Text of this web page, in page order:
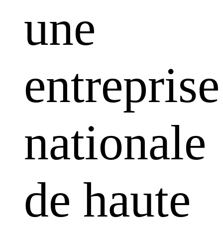
une
entreprise
nationale
de haute